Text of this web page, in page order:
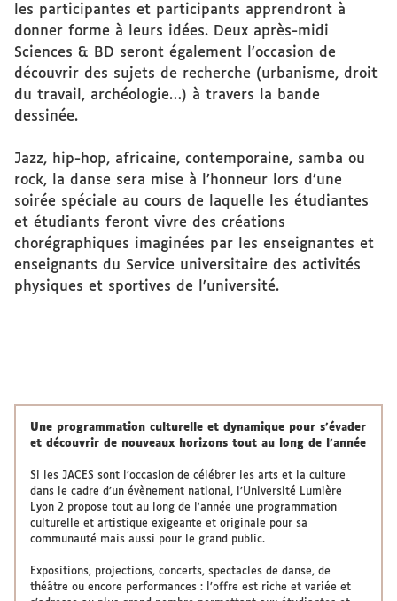
les participantes et participants apprendront à
donner forme à leurs idées. Deux après-midi
Sciences & BD seront également l’occasion de
découvrir des sujets de recherche (urbanisme, droit
du travail, archéologie…) à travers la bande
dessinée.
Jazz, hip-hop, africaine, contemporaine, samba ou
rock, la danse sera mise à l’honneur lors d’une
soirée spéciale au cours de laquelle les étudiantes
et étudiants feront vivre des créations
chorégraphiques imaginées par les enseignantes et
enseignants du Service universitaire des activités
physiques et sportives de l’université.
Une programmation culturelle et dynamique pour s’évader
et découvrir de nouveaux horizons tout au long de l’année
Si les JACES sont l’occasion de célébrer les arts et la culture
dans le cadre d’un évènement national, l’Université Lumière
Lyon 2 propose tout au long de l’année une programmation
culturelle et artistique exigeante et originale pour sa
communauté mais aussi pour le grand public.
Expositions, projections, concerts, spectacles de danse, de
théâtre ou encore performances : l’offre est riche et variée et